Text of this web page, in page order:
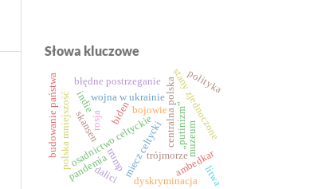
Słowa kluczowe
miecz celtycki
osadnictwo celtyckie
bojowiecentralna polska
wojna w ukrainie
błędne postrzeganie
rosja „putinizm”
trójmorze
stany zjednoczone
trump
biden
muzeum
skansen
pandemia
indie
polityka
ambedkar
dalici dyskryminacja
polska mniejszość
litwa
budowanie państwa